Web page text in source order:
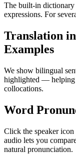
The built-in dictionary
expressions. For
Translation
Examples
We show bilingual
highlighted — helping
collocations.
Word
Click the speaker
audio lets you
natural pronunciation.